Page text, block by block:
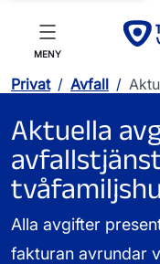
MENY
Privat / Avfall /
Aktuella
Alla avgifter
fakturan avrundar